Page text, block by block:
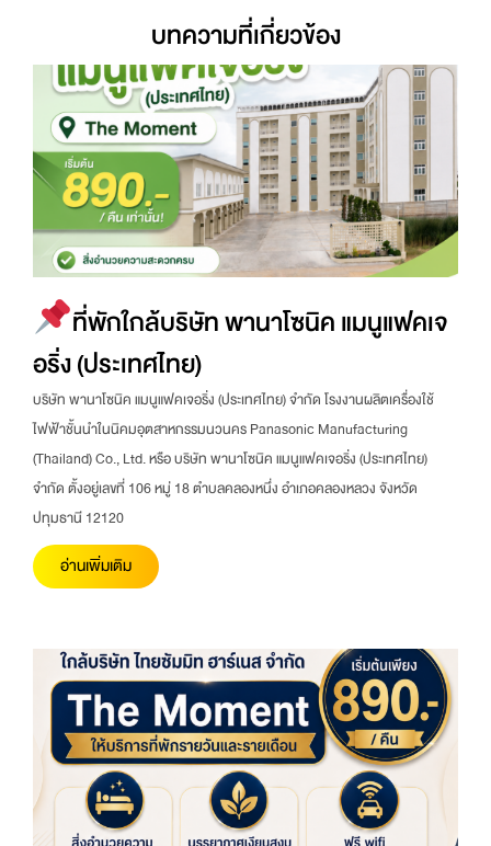
บทความที่เกี่ยวข้อง
ที่พักใกล้บริษัท พานาโซนิค แมนูแฟคเจ
อริ่ง (ประเทศไทย)
บริษัท พานาโซนิค แมนูแฟคเจอริ่ง (ประเทศไทย) จำกัด โรงงานผลิตเครื่องใช้
ไฟฟ้าชั้นนำในนิคมอุตสาหกรรมนวนคร Panasonic Manufacturing
(Thailand) Co., Ltd. หรือ บริษัท พานาโซนิค แมนูแฟคเจอริ่ง (ประเทศไทย)
จำกัด ตั้งอยู่เลขที่ 106 หมู่ 18 ตำบลคลองหนึ่ง อำเภอคลองหลวง จังหวัด
ปทุมธานี 12120
อ่านเพิ่มเติม